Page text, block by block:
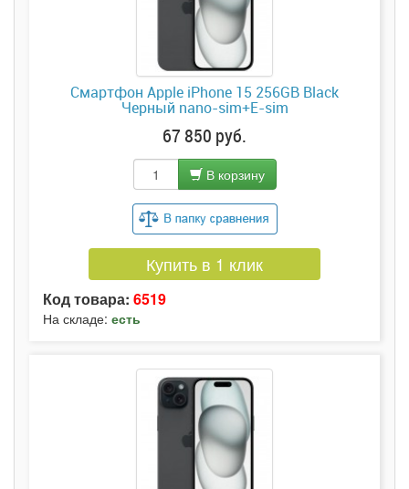
Смартфон Apple iPhone 15 256GB Black
Черный nano-sim+E-sim
67 850 руб.
В корзину
Купить в 1 клик
Код товара: 6519
На складе: есть